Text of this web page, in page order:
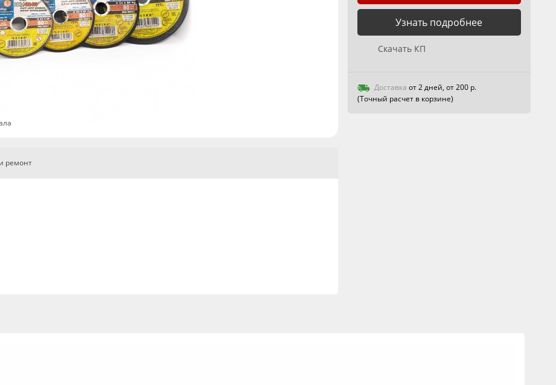
Узнать подробнее
Скачать КП
Доставка от 2 дней, от 200 р.
(Точный расчет в корзине)
ремонт